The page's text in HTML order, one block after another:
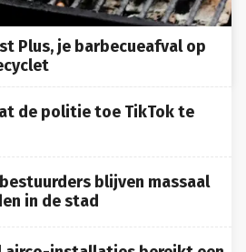
Plus, je barbecueafval op
de politie toe TikTok te
blijven massaal
in de stad
airco-installaties bereikt een